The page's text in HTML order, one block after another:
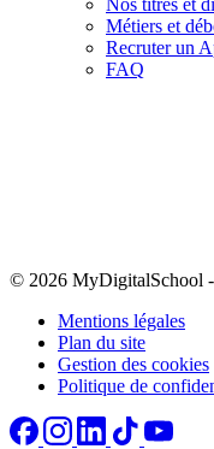
Métiers et
Recruter un
FAQ
© 2026 MyDigitalSchool -
Mentions légales
Plan du site
Gestion des cookies
Politique de